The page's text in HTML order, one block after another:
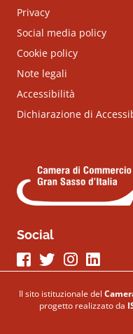
Privacy
Social media policy
Cookie policy
Note legali
Accessibilità
Dichiarazione di
Social
Seguici su
Seguici su
Seguici
Il sito istituzionale del
progetto realizzato da